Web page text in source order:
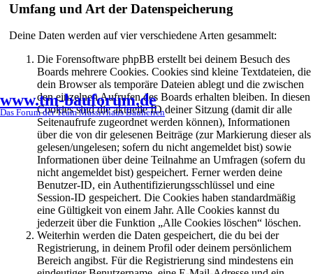
www.tm-bauforum.de
Das Forum der Team Massivhaus Bauherren
Umfang und Art der Datenspeicherung
Deine Daten werden auf vier verschiedene Arten gesammelt:
Die Forensoftware phpBB erstellt bei deinem Besuch des
Boards mehrere Cookies. Cookies sind kleine Textdateien, die
dein Browser als temporäre Dateien ablegt und die zwischen
den einzelnen Aufrufen des Boards erhalten bleiben. In diesen
Cookies sind die aktuelle ID deiner Sitzung (damit dir alle
Seitenaufrufe zugeordnet werden können), Informationen
über die von dir gelesenen Beiträge (zur Markierung dieser als
gelesen/ungelesen; sofern du nicht angemeldet bist) sowie
Informationen über deine Teilnahme an Umfragen (sofern du
nicht angemeldet bist) gespeichert. Ferner werden deine
Benutzer-ID, ein Authentifizierungsschlüssel und eine
Session-ID gespeichert. Die Cookies haben standardmäßig
eine Gültigkeit von einem Jahr. Alle Cookies kannst du
jederzeit über die Funktion „Alle Cookies löschen“ löschen.
Weiterhin werden die Daten gespeichert, die du bei der
Registrierung, in deinem Profil oder deinem persönlichem
Bereich angibst. Für die Registrierung sind mindestens ein